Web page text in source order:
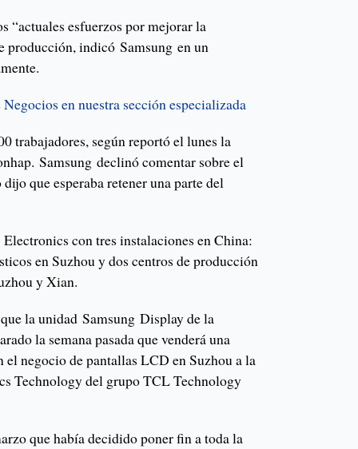
“actuales esfuerzos por mejorar la
producción, indicó Samsung en un
en nuestra sección especializada
trabajadores, según reportó el lunes la
Samsung declinó comentar sobre el
que esperaba retener una parte del
con tres instalaciones en China:
en Suzhou y dos centros de producción
y Xian.
la unidad Samsung Display de la
la semana pasada que venderá una
negocio de pantallas LCD en Suzhou a la
Technology del grupo TCL Technology
que había decidido poner fin a toda la